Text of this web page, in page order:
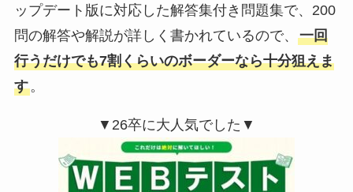
ップデート版に対応した解答集付き問題集で、200
問の解答や解説が詳しく書かれているので、 一回
行うだけでも7割くらいのボーダーなら十分狙えま
す。
▼26卒に大人気でした▼